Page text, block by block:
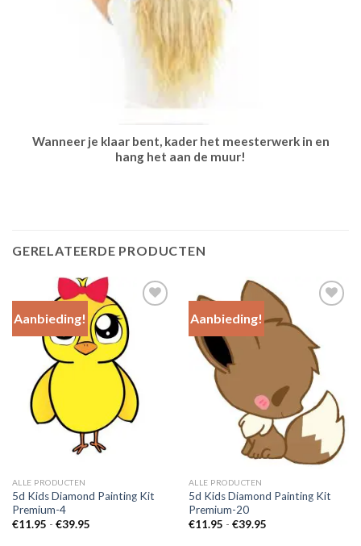
Wanneer je klaar bent, kader het meesterwerk in en
hang het aan de muur!
GERELATEERDE PRODUCTEN
Aanbieding!
ALLE PRODUCTEN
5d Kids Diamond Painting Kit
Premium-4
€11.95 - €39.95Prijsklasse:
Aanbieding!
Add to
Wishlist
ALLE PRODUCTEN
5d Kids Diamond Painting Kit
Premium-20
€11.95 - €39.95Prijsklasse: